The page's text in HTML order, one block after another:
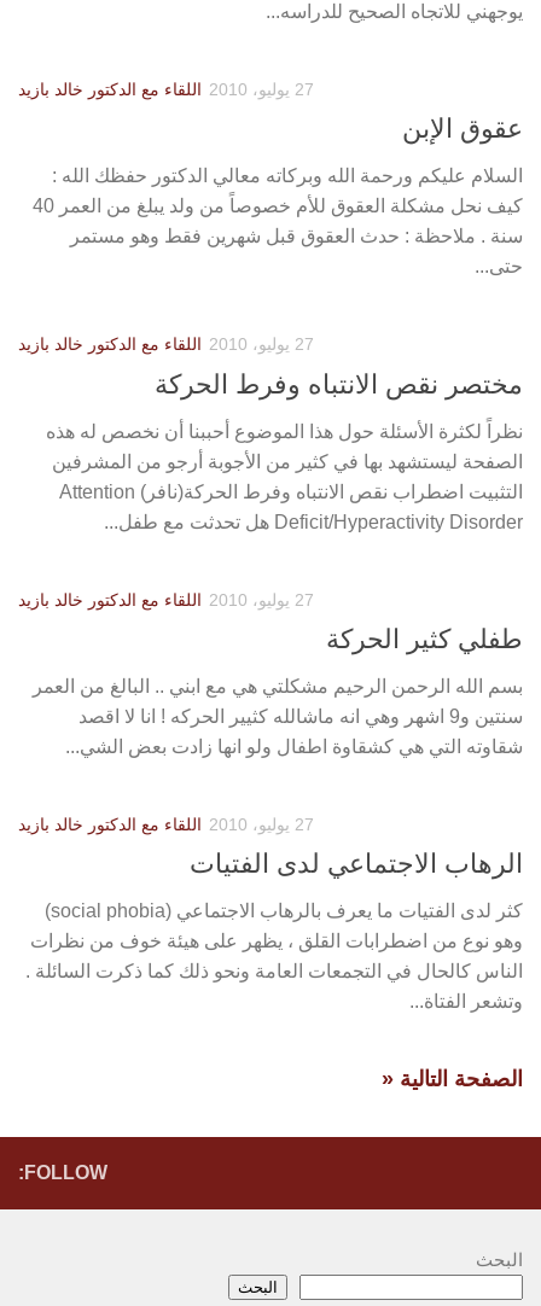
يوجهني للاتجاه الصحيح للدراسه...
اللقاء مع الدكتور خالد بازيد 27 يوليو، 2010
عقوق الإبن
السلام عليكم ورحمة الله وبركاته معالي الدكتور حفظك الله :
كيف نحل مشكلة العقوق للأم خصوصاً من ولد يبلغ من العمر 40
سنة . ملاحظة : حدث العقوق قبل شهرين فقط وهو مستمر
حتى...
اللقاء مع الدكتور خالد بازيد 27 يوليو، 2010
مختصر نقص الانتباه وفرط الحركة
نظراً لكثرة الأسئلة حول هذا الموضوع أحببنا أن نخصص له هذه
الصفحة ليستشهد بها في كثير من الأجوبة أرجو من المشرفين
التثبيت اضطراب نقص الانتباه وفرط الحركة(نافر) Attention
Deficit/Hyperactivity Disorder هل تحدثت مع طفل...
اللقاء مع الدكتور خالد بازيد 27 يوليو، 2010
طفلي كثير الحركة
بسم الله الرحمن الرحيم مشكلتي هي مع ابني .. البالغ من العمر
سنتين و9 اشهر وهي انه ماشالله كثيير الحركه ! انا لا اقصد
شقاوته التي هي كشقاوة اطفال ولو انها زادت بعض الشي...
اللقاء مع الدكتور خالد بازيد 27 يوليو، 2010
الرهاب الاجتماعي لدى الفتيات
كثر لدى الفتيات ما يعرف بالرهاب الاجتماعي (social phobia)
وهو نوع من اضطرابات القلق ، يظهر على هيئة خوف من نظرات
الناس كالحال في التجمعات العامة ونحو ذلك كما ذكرت السائلة .
وتشعر الفتاة...
الصفحة التالية «
FOLLOW:
البحث
البحث